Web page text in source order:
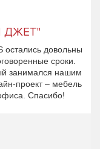
ДЖЕТ"
остались довольны
сроки.
занимался нашим
проект – мебель
Спасибо!